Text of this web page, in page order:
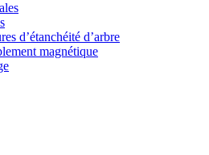
d’étanchéité d’arbre
magnétique